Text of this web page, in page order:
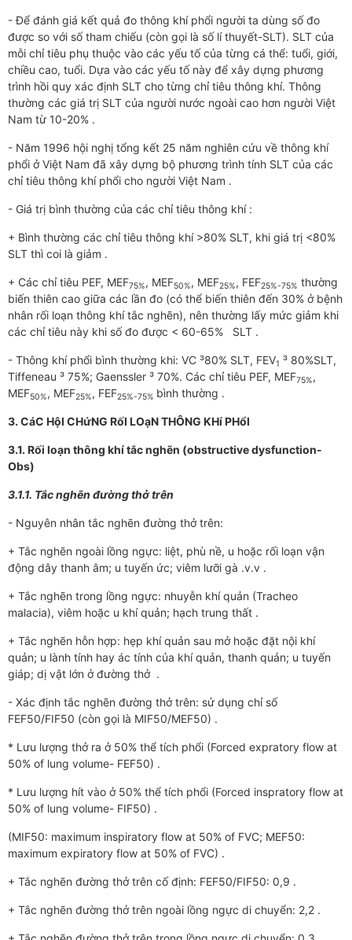
- Để đánh giá kết quả đo thông khí phổi người ta dùng số đo
được so với số tham chiếu (còn gọi là số lí thuyết-SLT). SLT của
mỗi chỉ tiêu phụ thuộc vào các yếu tố của từng cá thể: tuổi, giới,
chiều cao, tuổi. Dựa vào các yếu tố này để xây dựng phương
trình hồi quy xác định SLT cho từng chỉ tiêu thông khí. Thông
thường các giá trị SLT của người nước ngoài cao hơn người Việt
Nam từ 10-20% .
- Năm 1996 hội nghị tổng kết 25 năm nghiên cứu về thông khí
phổi ở Việt Nam đã xây dựng bộ phương trình tính SLT của các
chỉ tiêu thông khí phổi cho người Việt Nam .
- Giá trị bình thường của các chỉ tiêu thông khí :
+ Bình thường các chỉ tiêu thông khí >80% SLT, khi giá trị <80%
SLT thì coi là giảm .
+ Các chỉ tiêu PEF, MEF75%, MEF50%, MEF25%, FEF25%-75% thường
biến thiên cao giữa các lần đo (có thể biến thiên đến 30% ở bệnh
nhân rối loạn thông khí tắc nghẽn), nên thường lấy mức giảm khi
các chỉ tiêu này khi số đo được < 60-65% SLT .
- Thông khí phổi bình thường khi: VC ³80% SLT, FEV1 ³ 80%SLT,
Tiffeneau ³ 75%; Gaenssler ³ 70%. Các chỉ tiêu PEF, MEF75%,
MEF50%, MEF25%, FEF25%-75% bình thường .
3. CáC HộI CHứNG RốI LOạN THÔNG KHí PHổI
3.1. Rối loạn thông khí tắc nghẽn (obstructive dysfunction-
Obs)
3.1.1. Tắc nghẽn đường thở trên
- Nguyên nhân tắc nghẽn đường thở trên:
+ Tắc nghẽn ngoài lồng ngực: liệt, phù nề, u hoặc rối loạn vận
động dây thanh âm; u tuyến ức; viêm lưỡi gà .v.v .
+ Tắc nghẽn trong lồng ngực: nhuyễn khí quản (Tracheo
malacia), viêm hoặc u khí quản; hạch trung thất .
+ Tắc nghẽn hỗn hợp: hẹp khí quản sau mở hoặc đặt nội khí
quản; u lành tính hay ác tính của khí quản, thanh quản; u tuyến
giáp; dị vật lớn ở đường thở .
- Xác định tắc nghẽn đường thở trên: sử dụng chỉ số
FEF50/FIF50 (còn gọi là MIF50/MEF50) .
* Lưu lượng thở ra ở 50% thể tích phổi (Forced expratory flow at
50% of lung volume- FEF50) .
* Lưu lượng hít vào ở 50% thể tích phổi (Forced inspratory flow at
50% of lung volume- FIF50) .
(MIF50: maximum inspiratory flow at 50% of FVC; MEF50:
maximum expiratory flow at 50% of FVC) .
+ Tắc nghẽn đường thở trên cố định: FEF50/FIF50: 0,9 .
+ Tắc nghẽn đường thở trên ngoài lồng ngực di chuyển: 2,2 .